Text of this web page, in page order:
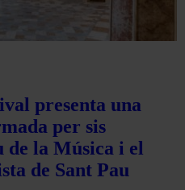
presenta una
per sis
de la Música i el
de Sant Pau